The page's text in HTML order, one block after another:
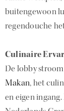
buitengewoon
regendouche
Culinaire
De lobby
Makan, het
en eigen